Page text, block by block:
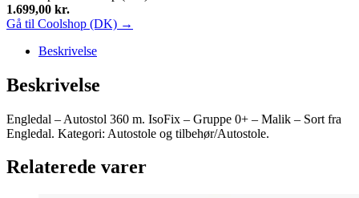
1.699,00 kr.
Gå til Coolshop (DK) →
Beskrivelse
Beskrivelse
Engledal – Autostol 360 m. IsoFix – Gruppe 0+ – Malik – Sort fra
Engledal. Kategori: Autostole og tilbehør/Autostole.
Relaterede varer